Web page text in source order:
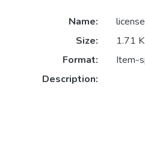
Name:
Size:
1.71
Format:
Item-
Description: